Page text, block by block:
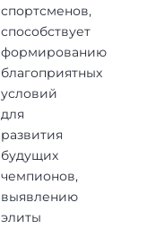
спортсменов,
способствует
формированию
благоприятных
условий
для
развития
будущих
чемпионов,
выявлению
элиты